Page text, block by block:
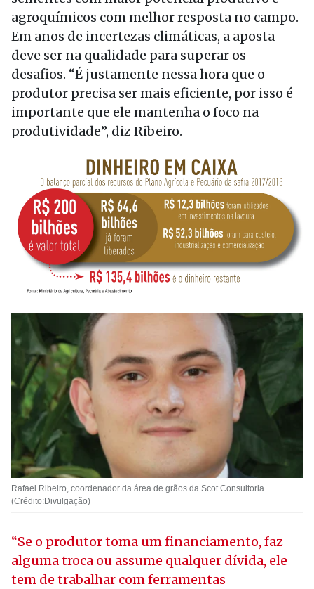
agroquímicos com melhor resposta no campo.
Em anos de incertezas climáticas, a aposta
deve ser na qualidade para superar os
desafios. “É justamente nessa hora que o
produtor precisa ser mais eficiente, por isso é
importante que ele mantenha o foco na
produtividade”, diz Ribeiro.
Rafael Ribeiro, coordenador da área de grãos da Scot Consultoria
(Crédito:Divulgação)
“Se o produtor toma um financiamento, faz
alguma troca ou assume qualquer dívida, ele
tem de trabalhar com ferramentas